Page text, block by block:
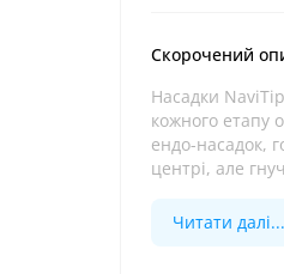
Скорочений
Насадки
кожного етапу
ендо-насадок,
центрі, але
Читати далі...